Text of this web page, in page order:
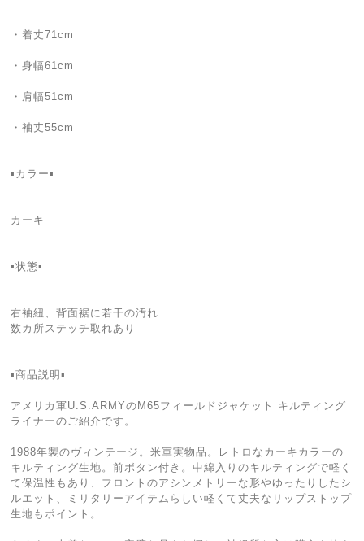
・着丈71cm
・身幅61cm
・肩幅51cm
・袖丈55cm
▪️カラー▪️
カーキ
▪️状態▪️
右袖紐、背面裾に若干の汚れ
数カ所ステッチ取れあり
▪️商品説明▪️
アメリカ軍U.S.ARMYのM65フィールドジャケット キルティング
ライナーのご紹介です。
1988年製のヴィンテージ。米軍実物品。レトロなカーキカラーの
キルティング生地。前ボタン付き。中綿入りのキルティングで軽く
て保温性もあり、フロントのアシンメトリーな形やゆったりしたシ
ルエット、ミリタリーアイテムらしい軽くて丈夫なリップストップ
生地もポイント。